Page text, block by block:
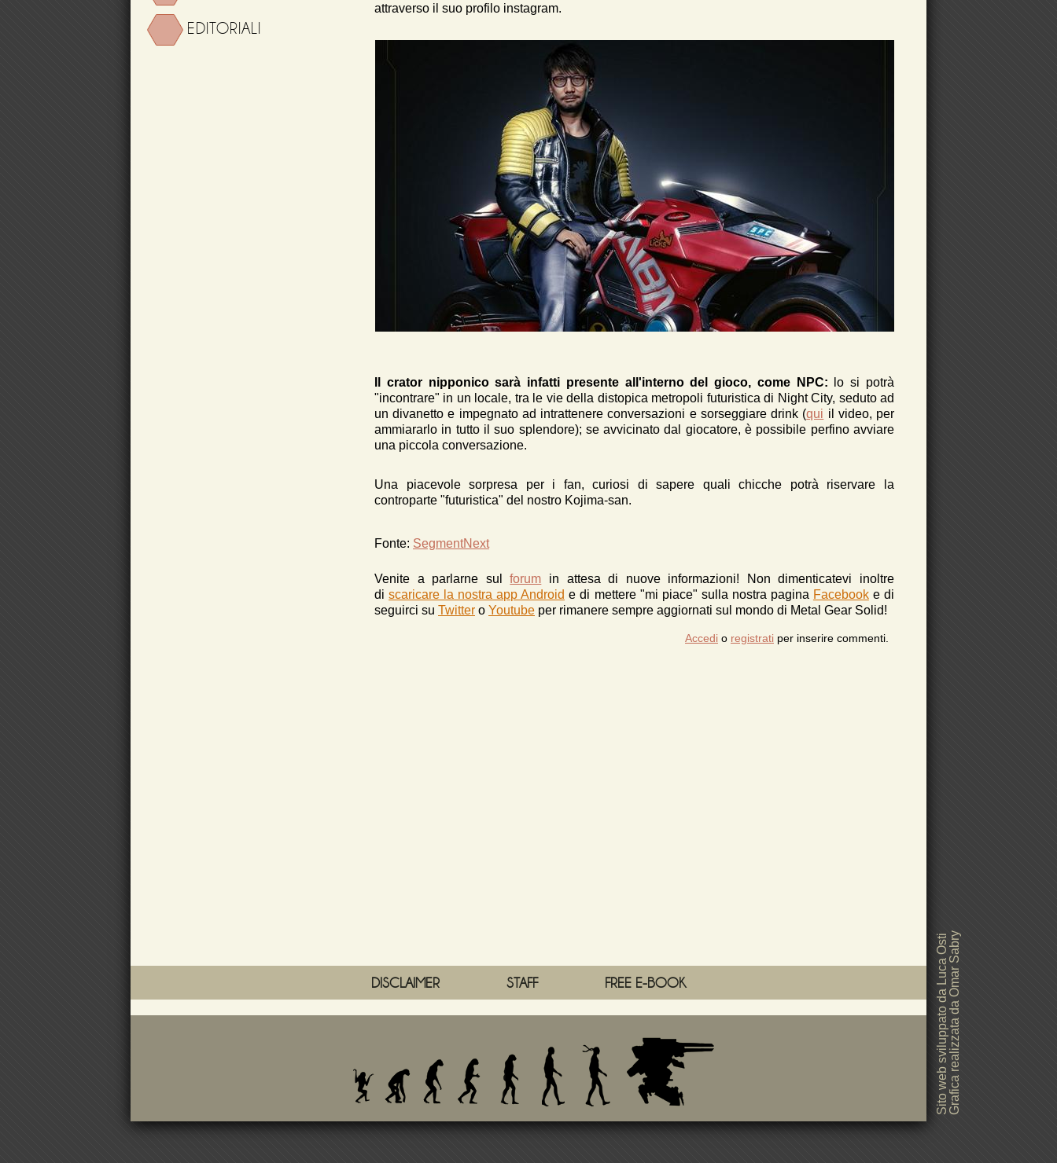
EDITORIALI
attraverso il suo profilo instagram.
Il crator nipponico sarà infatti presente all'interno del gioco, come NPC: lo si potrà
"incontrare" in un locale, tra le vie della distopica metropoli futuristica di Night City, seduto ad
un divanetto e impegnato ad intrattenere conversazioni e sorseggiare drink (qui il video, per
ammiararlo in tutto il suo splendore); se avvicinato dal giocatore, è possibile perfino avviare
una piccola conversazione.
Una piacevole sorpresa per i fan, curiosi di sapere quali chicche potrà riservare la
controparte "futuristica" del nostro Kojima-san.
Fonte: SegmentNext
Venite a parlarne sulforum in attesa di nuove informazioni!
Non dimenticatevi inoltre
discaricare la nostra app Android e di mettere "mi piace" sulla nostra pagina Facebooke di
seguirci su Twitter o Youtube per rimanere sempre aggiornati sul mondo di Metal Gear Solid!
Accedi o registrati per inserire commenti.
DISCLAIMER STAFF FREE E-BOOK Sito web sviluppato da Luca OstiGrafica realizzata da Omar Sabry